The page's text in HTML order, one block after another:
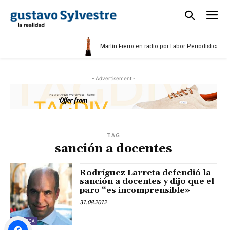
Martín Fierro en radio por Labor Periodística
- Advertisement -
TAG
sanción a docentes
POLÍTICA
Rodríguez Larreta defendió la
sanción a docentes y dijo que el
paro “es incomprensible»
31.08.2012